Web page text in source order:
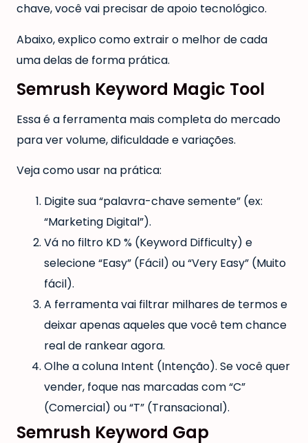
chave, você vai precisar de apoio tecnológico.
Abaixo, explico como extrair o melhor de cada
uma delas de forma prática.
Semrush Keyword Magic Tool
Essa é a ferramenta mais completa do mercado
para ver volume, dificuldade e variações.
Veja como usar na prática:
Digite sua “palavra-chave semente” (ex:
“Marketing Digital”).
Vá no filtro KD % (Keyword Difficulty) e
selecione “Easy” (Fácil) ou “Very Easy” (Muito
fácil).
A ferramenta vai filtrar milhares de termos e
deixar apenas aqueles que você tem chance
real de rankear agora.
Olhe a coluna Intent (Intenção). Se você quer
vender, foque nas marcadas com “C”
(Comercial) ou “T” (Transacional).
Semrush Keyword Gap